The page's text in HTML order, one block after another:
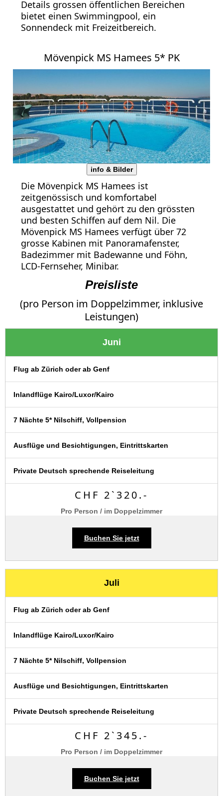
Details grossen öffentlichen Bereichen
bietet einen Swimmingpool, ein
Sonnendeck mit Freizeitbereich.
Mövenpick MS Hamees 5* PK
info & Bilder
Die Mövenpick MS Hamees ist
zeitgenössisch und komfortabel
ausgestattet und gehört zu den grössten
und besten Schiffen auf dem Nil. Die
Mövenpick MS Hamees verfügt über 72
grosse Kabinen mit Panoramafenster,
Badezimmer mit Badewanne und Föhn,
LCD-Fernseher, Minibar.
Preisliste
(pro Person im Doppelzimmer, inklusive
Leistungen)
Juni
Flug ab Zürich oder ab Genf
Inlandflüge Kairo/Luxor/Kairo
7 Nächte 5* Nilschiff, Vollpension
Ausflüge und Besichtigungen, Eintrittskarten
Private Deutsch sprechende Reiseleitung
CHF 2`320.-
Pro Person / im Doppelzimmer
Buchen Sie jetzt
Juli
Flug ab Zürich oder ab Genf
Inlandflüge Kairo/Luxor/Kairo
7 Nächte 5* Nilschiff, Vollpension
Ausflüge und Besichtigungen, Eintrittskarten
Private Deutsch sprechende Reiseleitung
CHF 2`345.-
Pro Person / im Doppelzimmer
Buchen Sie jetzt